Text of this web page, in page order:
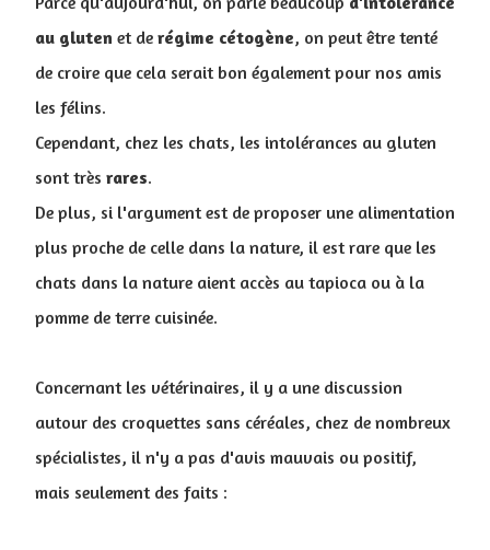
au gluten et de régime cétogène, on peut être tenté
de croire que cela serait bon également pour nos amis
les félins.
Cependant, chez les chats, les intolérances au gluten
sont très rares.
De plus, si l'argument est de proposer une alimentation
plus proche de celle dans la nature, il est rare que les
chats dans la nature aient accès au tapioca ou à la
pomme de terre cuisinée.
Concernant les vétérinaires, il y a une discussion
autour des croquettes sans céréales, chez de nombreux
spécialistes, il n'y a pas d'avis mauvais ou positif,
mais seulement des faits :